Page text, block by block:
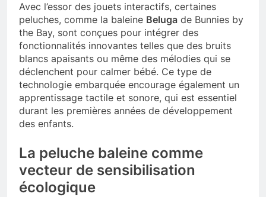
Avec l’essor des jouets interactifs, certaines
peluches, comme la baleine Beluga de Bunnies by
the Bay, sont conçues pour intégrer des
fonctionnalités innovantes telles que des bruits
blancs apaisants ou même des mélodies qui se
déclenchent pour calmer bébé. Ce type de
technologie embarquée encourage également un
apprentissage tactile et sonore, qui est essentiel
durant les premières années de développement
des enfants.
La peluche baleine comme
vecteur de sensibilisation
écologique